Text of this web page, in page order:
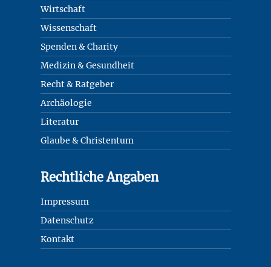
Wirtschaft
Wissenschaft
Spenden & Charity
Medizin & Gesundheit
Recht & Ratgeber
Archäologie
Literatur
Glaube & Christentum
Rechtliche Angaben
Impressum
Datenschutz
Kontakt